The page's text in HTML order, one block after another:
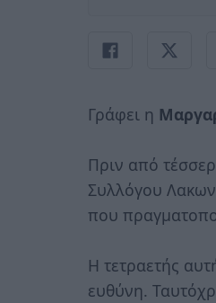
Γράφει η
Πριν από
Συλλόγου
που
Η τετραετής
ευθύνη.